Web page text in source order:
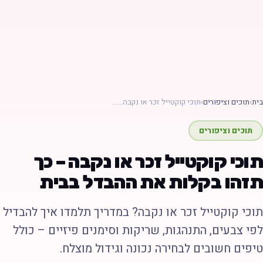
›תוכים וציפורים›תוכי קוקטייל זכר או נקבה……
תוכים וציפורים
קוקטייל זכר או נקבה – כך
בקלות את ההבדל בבית
קוקטייל זכר או נקבה? במדריך תלמדו איך להבדיל
צבעים, התנהגות, שריקות וסימנים פיזיים – כולל
חשובים לבחירה נכונה וגידול מוצלח.